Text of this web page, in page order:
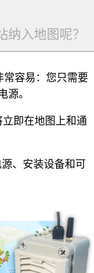
入地图呢？
容易：您只需要
。
即在地图上和通
、安装设备和可